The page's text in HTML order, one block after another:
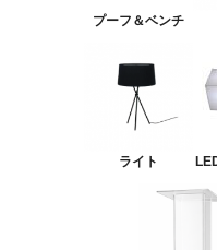
プーフ＆ベンチ
ライト
バー＆カウンター